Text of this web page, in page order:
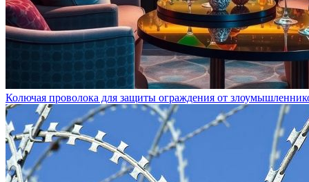
Колючая проволока для защиты ограждения от